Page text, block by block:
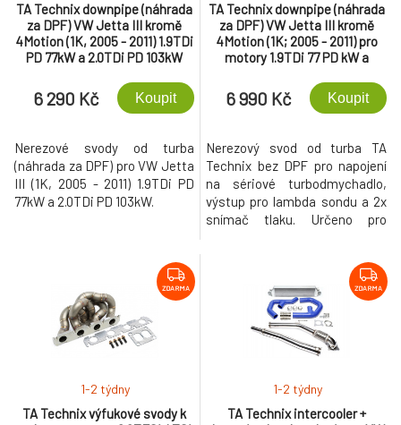
TA Technix downpipe (náhrada
za DPF) VW Jetta III kromě
4Motion (1K, 2005 - 2011) 1.9TDi
PD 77kW a 2.0TDi PD 103kW
6 290 Kč Koupit
Nerezové svody od turba
(náhrada za DPF) pro VW Jetta
III (1K, 2005 - 2011) 1.9TDi PD
77kW a 2.0TDi PD 103kW.
TA Technix downpipe (náhrada
za DPF) VW Jetta III kromě
4Motion (1K; 2005 - 2011) pro
motory 1.9TDi 77 PD kW a
6 990 Kč Koupit
Nerezový svod od turba TA
Technix bez DPF pro napojení
na sériové turbodmychadlo,
výstup pro lambda sondu a 2x
snímač tlaku. Určeno pro
ZDARMA
TA Technix výfukové svody k
1-2 týdny
ZDARMA
TA Technix intercooler +
1-2 týdny